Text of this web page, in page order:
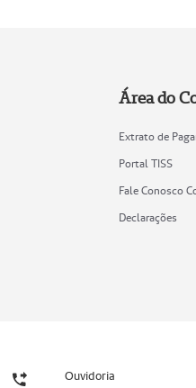
Área do
Extrato de
Portal TISS
Fale Conosco
Declarações
Ouvidoria